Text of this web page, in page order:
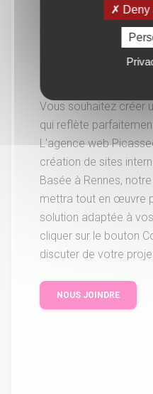
Vous
davantage.
Vous souhaitez créer
qui reflète
L'agence web
création de sites
Basée à Rennes,
mettra tout en œuvre
solution adaptée à
cliquer sur le bouton
discuter de votre
NOUS JOINDRE